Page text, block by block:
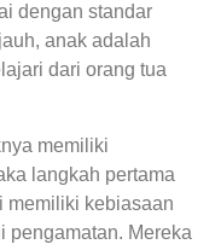
dengan standar
anak adalah
dari orang tua
memiliki
langkah pertama
memiliki kebiasaan
pengamatan. Mereka